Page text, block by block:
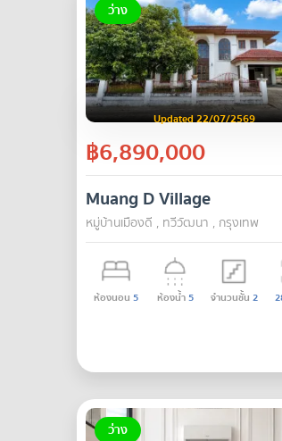
ว่าง
Updated 22/07/2569
฿6,890,000
Muang D Village
หมู่บ้านเมืองดี , ทวีวัฒนา , กรุงเทพ
ห้องนอน 5 ห้องน้ำ5 จำนวนชั้น 2
ว่าง